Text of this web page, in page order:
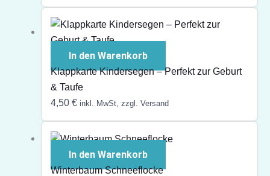
In den Warenkorb
Klappkarte Kindersegen – Perfekt zur Geburt
& Taufe
4,50 € inkl. MwSt, zzgl. Versand
In den Warenkorb
Winterbaum Schneeflocke